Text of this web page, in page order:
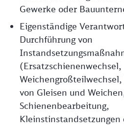
Gewerke oder
Eigenständige
Durchführung von
(Ersatzschienenwechsel,
von Gleisen und
Schienenbearbeitung,
Kleinstinstandsetzungen